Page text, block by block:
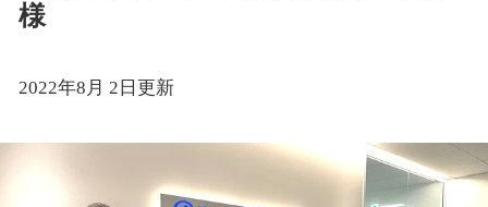
様
2022年8月 2日更新